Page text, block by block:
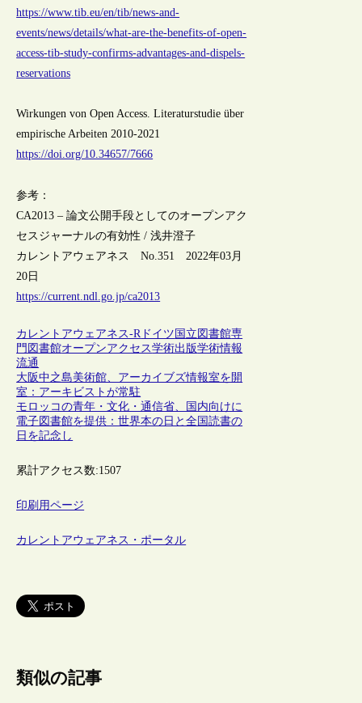
https://www.tib.eu/en/tib/news-and-
events/news/details/what-are-the-benefits-of-open-
access-tib-study-confirms-advantages-and-dispels-
reservations
Wirkungen von Open Access. Literaturstudie über
empirische Arbeiten 2010-2021
https://doi.org/10.34657/7666
参考：
CA2013 – 論文公開手段としてのオープンアク
セスジャーナルの有効性 / 浅井澄子
カレントアウェアネス No.351 2022年03月
20日
https://current.ndl.go.jp/ca2013
カレントアウェアネス-R ドイツ 国立図書館専
門図書館オープンアクセス学術出版学術情報
流通
大阪中之島美術館、アーカイブズ情報室を開
室：アーキビストが常駐
モロッコの青年・文化・通信省、国内向けに
電子図書館を提供：世界本の日と全国読書の
日を記念し
累計アクセス数:1507
印刷用ページ
カレントアウェアネス・ポータル
類似の記事